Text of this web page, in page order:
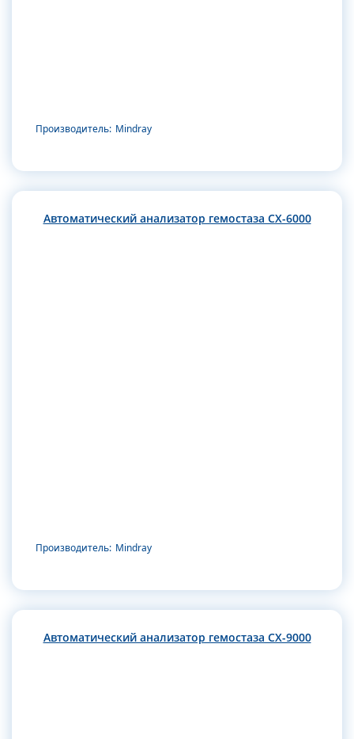
Производитель: Mindray
Автоматический анализатор гемостаза CX-6000
Производитель: Mindray
Автоматический анализатор гемостаза CX-9000